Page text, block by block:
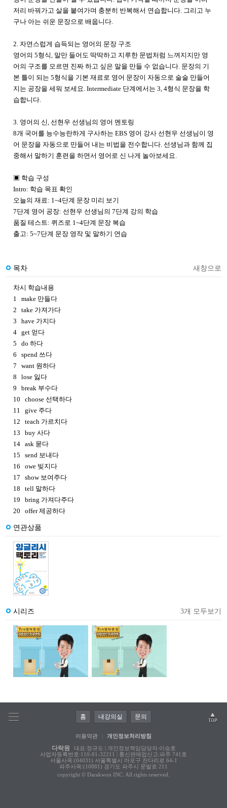
저리 바꿔가고 살을 붙여가며 충분히 반복해서 연습합니다. 그리고 누
구나 아는 쉬운 문장으로 배웁니다.
2. 자연스럽게 습득되는 영어의 문장 구조
영어의 5형식, 말만 들어도 딱딱하고 지루한 문법처럼 느껴지지만 영
어의 구조를 모르면 진짜 하고 싶은 말을 만들 수 없습니다. 문장의 기
본 틀이 되는 5형식을 기본 재료로 영어 문장이 자동으로 술술 만들어
지는 공장을 세워 보세요. Intermediate 단계에서는 3, 4형식 문장을 학
습합니다.
3. 영어의 신, 선현우 선생님의 영어 멘토링
8개 국어를 능수능란하게 구사하는 EBS 영어 강사 선현우 선생님이 영
어 문장을 자동으로 만들어 내는 비법을 전수합니다. 선생님과 함께 집
중해서 말하기 훈련을 하면서 영어로 신 나게 놀아보세요.
▣ 학습 구성
Intro: 학습 목표 확인
오늘의 재료: 1~4단계 문장 미리 보기
7단계 영어 공장: 선현우 선생님의 7단계 강의 학습
품질 테스트: 퀴즈로 1~4단계 문장 복습
출고: 5~7단계 문장 영작 및 말하기 연습
목차 새창으로
차시 학습내용
1 make 만들다
2 take 가져가다
3 have 가지다
4 get 얻다
5 do 하다
6 spend 쓰다
7 want 원하다
8 lose 잃다
9 break 부수다
10 choose 선택하다
11 give 주다
12 teach 가르치다
13 buy 사다
14 ask 묻다
15 send 보내다
16 owe 빚지다
17 show 보여주다
18 tell 말하다
19 bring 가져다주다
20 offer 제공하다
연관상품
시리즈 3개 모두보기
홈 내강의실 문의
이용약관 개인정보처리방침
다락원
대표:정규도 | 개인정보책임담당자:이승호
사업자등록번호:110-81-32211 | 통신판매업신고:파주 741호
서울사옥:(04031) 서울특별시 마포구 잔다리로 64-1
파주사옥:(10881) 경기도 파주시 문발로 211
copyright © Darakwon INC. All rights reserved.